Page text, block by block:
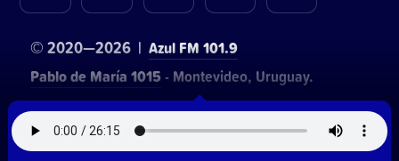
© 2020—2026 | Azul FM 101.9
Pablo de María 1015- Montevideo, Uruguay.
Contacto comercial:Walter Lapachian• Hosting:
NetUy